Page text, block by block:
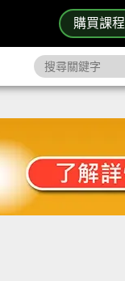
購買課程